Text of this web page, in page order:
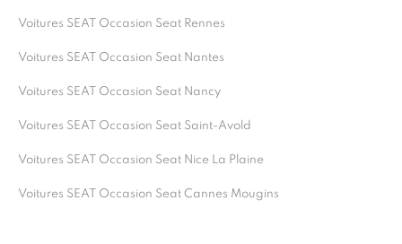
Voitures SEAT Occasion Seat Rennes
Voitures SEAT Occasion Seat Nantes
Voitures SEAT Occasion Seat Nancy
Voitures SEAT Occasion Seat Saint-Avold
Voitures SEAT Occasion Seat Nice La Plaine
Voitures SEAT Occasion Seat Cannes Mougins